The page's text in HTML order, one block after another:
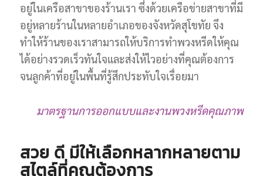
อยู่ในเครือสาขาของร้านเรา ซึ่งด้วยเครือข่ายสาขาที่มี
อยู่หลายร้านในหลายอำเภอของจังหวัดสุโขทัย จึง
ทำให้ร้านของเราสามารถให้บริการทำพวงหรีดให้คุณ
ได้อย่างรวดเร็วทันใจและส่งให้ไวอย่างที่คุณต้องการ
จนลูกค้าที่อยู่ในพื้นที่รู้สึกประทับใจเรื่อยมา
มาตรฐานการออกแบบและงานพวงหรีดคุณภาพ
สวย ดี มีให้เลือกหลากหลายตาม
สไตล์ที่คุณต้องการ